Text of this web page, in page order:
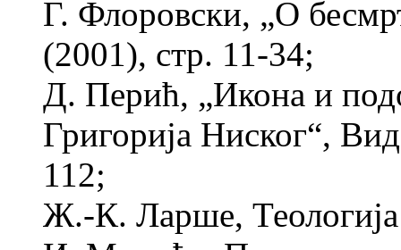
Г. Флоровски, „О
(2001), стр. 11-34;
Д. Перић, „Икона и
Григорија Ниског“,
112;
Ж.-К. Ларше,